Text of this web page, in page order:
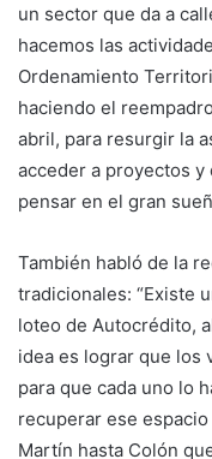
un sector que da a
hacemos las
Ordenamiento
haciendo el
abril, para resurgir la
acceder a proyectos
pensar en el gran
También habló de la
tradicionales: “Existe
loteo de Autocrédito,
idea es lograr que los
para que cada uno lo
recuperar ese
Martín hasta Colón